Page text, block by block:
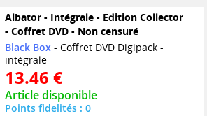
Albator - Intégrale - Edition Collector
- Coffret DVD - Non censuré
Black Box- Coffret DVD Digipack -
intégrale
13.46 €
Article disponible
Points fidelités : 0